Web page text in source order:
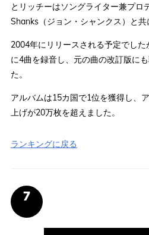
とリッチーはソングライター兼プロ
Shanks（ジョン・シャンクス）と共
2004年にリリースされる予定でし
に4曲を録音し、元の曲の改訂版に
た。
アルバムは15カ国で1位を獲得し、
上げが20万枚を超えました。
ランキングに戻る